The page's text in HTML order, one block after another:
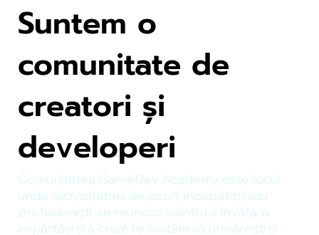
Suntem o
comunitate de
creatori și
developeri
Comunitatea GameDev Academy este locul
unde dezvoltatorii de jocuri, începători sau
profesioniști, se reunesc pentru a învăța, a
împărtăși și a crea! Te invităm să urmărești și